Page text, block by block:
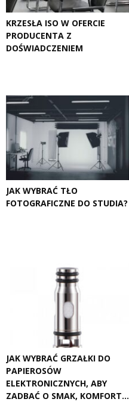
KRZESŁA ISO W OFERCIE
PRODUCENTA Z
DOŚWIADCZENIEM
JAK WYBRAĆ TŁO
FOTOGRAFICZNE DO STUDIA?
JAK WYBRAĆ GRZAŁKI DO
PAPIEROSÓW
ELEKTRONICZNYCH, ABY
ZADBAĆ O SMAK, KOMFORT...